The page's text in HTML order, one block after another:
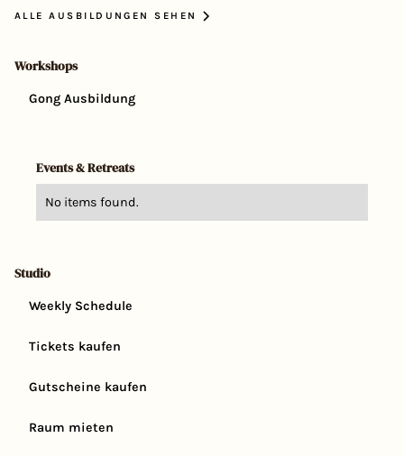
ALLE AUSBILDUNGEN SEHEN
Workshops
Gong Ausbildung
Events & Retreats
No items found.
Studio
Weekly Schedule
Tickets kaufen
Gutscheine kaufen
Raum mieten